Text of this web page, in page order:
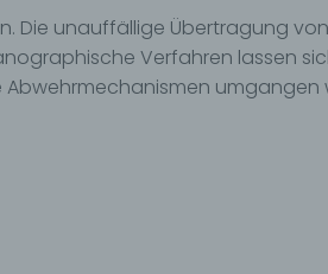
Die unauffällige Übertragung
Verfahren lassen
umgangen
ist die Verarbeitung
welche die personenbezogenen
Informationen nicht mehr
zugeordnet werden können,
aufbewahrt werden und